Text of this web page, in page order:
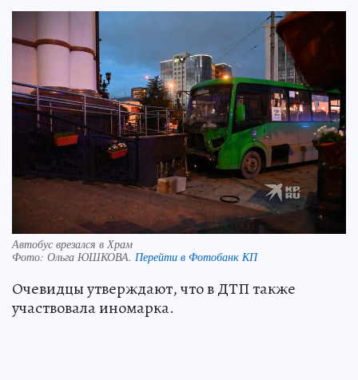
Автобус врезался в Храм
Фото: Ольга ЮШКОВА. Перейти в Фотобанк КП
Очевидцы утверждают, что в ДТП также
участвовала иномарка.